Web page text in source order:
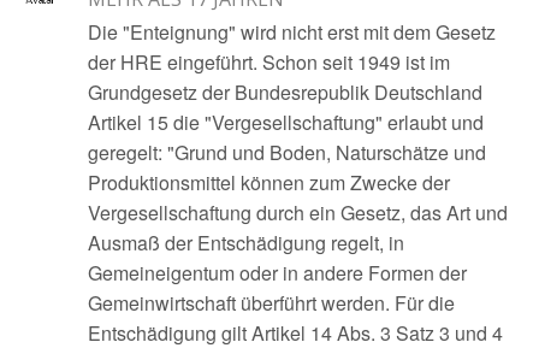
Die "Enteignung" wird nicht erst mit dem Gesetz
der HRE eingeführt. Schon seit 1949 ist im
Grundgesetz der Bundesrepublik Deutschland
Artikel 15 die "Vergesellschaftung" erlaubt und
geregelt: "Grund und Boden, Naturschätze und
Produktionsmittel können zum Zwecke der
Vergesellschaftung durch ein Gesetz, das Art und
Ausmaß der Entschädigung regelt, in
Gemeineigentum oder in andere Formen der
Gemeinwirtschaft überführt werden. Für die
Entschädigung gilt Artikel 14 Abs. 3 Satz 3 und 4